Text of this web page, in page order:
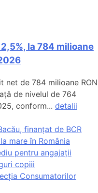
la 784 milioane
net de 784 milioane RON
de nivelul de 764
conform... detalii
finanțat de BCR
mare în România
pentru angajații
copiii
Consumatorilor